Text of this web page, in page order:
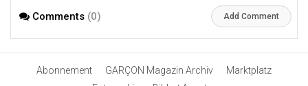
Comments (0) Add Comment
Abonnement GARÇON Magazin Archiv
Marktplatz